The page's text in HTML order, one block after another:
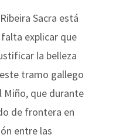
Sacra está
explicar que
la belleza
tramo gallego
que durante
de frontera en
entre las